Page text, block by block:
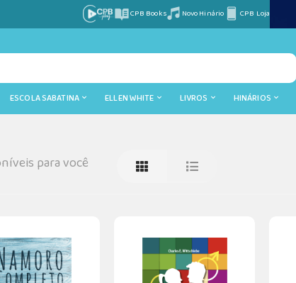
CPB Books Novo Hinário CPB Loja
ESCOLA SABATINA ELLEN WHITE LIVROS HINÁRIOS
para você